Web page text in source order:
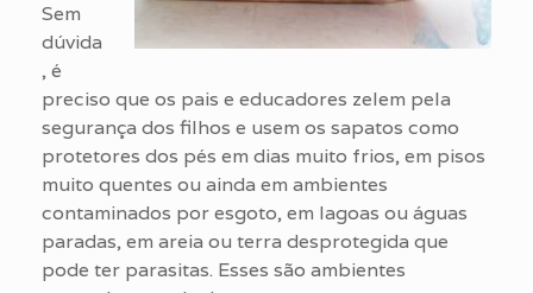
Sem
dúvida
, é
preciso que os pais e educadores zelem pela
segurança dos filhos e usem os sapatos como
protetores dos pés em dias muito frios, em pisos
muito quentes ou ainda em ambientes
contaminados por esgoto, em lagoas ou águas
paradas, em areia ou terra desprotegida que
pode ter parasitas. Esses são ambientes